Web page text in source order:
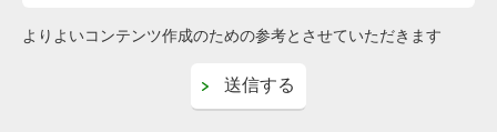
よりよいコンテンツ作成のための参考とさせていただきます